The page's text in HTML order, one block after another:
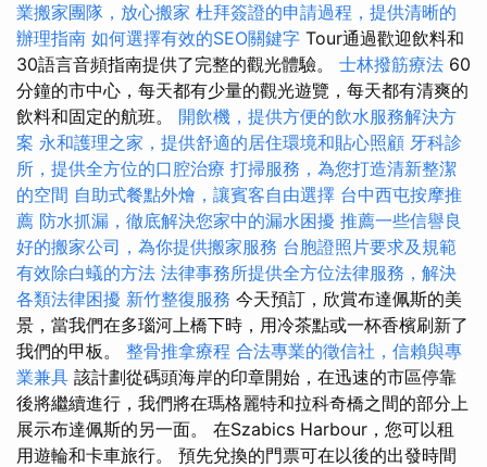
業搬家團隊，放心搬家 杜拜簽證的申請過程，提供清晰的
辦理指南 如何選擇有效的SEO關鍵字 Tour通過歡迎飲料和
30語言音頻指南提供了完整的觀光體驗。 士林撥筋療法 60
分鐘的市中心，每天都有少量的觀光遊覽，每天都有清爽的
飲料和固定的航班。 開飲機，提供方便的飲水服務解決方
案 永和護理之家，提供舒適的居住環境和貼心照顧 牙科診
所，提供全方位的口腔治療 打掃服務，為您打造清新整潔
的空間 自助式餐點外燴，讓賓客自由選擇 台中西屯按摩推
薦 防水抓漏，徹底解決您家中的漏水困擾 推薦一些信譽良
好的搬家公司，為你提供搬家服務 台胞證照片要求及規範
有效除白蟻的方法 法律事務所提供全方位法律服務，解決
各類法律困擾 新竹整復服務 今天預訂，欣賞布達佩斯的美
景，當我們在多瑙河上橋下時，用冷茶點或一杯香檳刷新了
我們的甲板。 整骨推拿療程 合法專業的徵信社，信賴與專
業兼具 該計劃從碼頭海岸的印章開始，在迅速的市區停靠
後將繼續進行，我們將在瑪格麗特和拉科奇橋之間的部分上
展示布達佩斯的另一面。 在Szabics Harbour，您可以租
用遊輪和卡車旅行。 預先兌換的門票可在以後的出發時間